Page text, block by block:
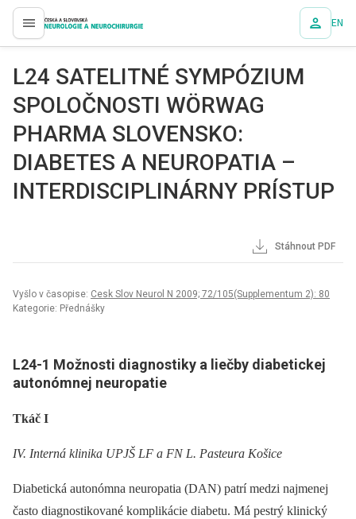
proLékaře.cz EN
L24 SATELITNÉ SYMPÓZIUM
SPOLOČNOSTI WÖRWAG
PHARMA SLOVENSKO:
DIABETES A NEUROPATIA –
INTERDISCIPLINÁRNY PRÍSTUP
Stáhnout PDF
Vyšlo v časopise: Cesk Slov Neurol N 2009; 72/105(Supplementum 2): 80
Kategorie: Přednášky
L24-1 Možnosti diagnostiky a liečby diabetickej
autonómnej neuropatie
Tkáč I
IV. Interná klinika UPJŠ LF a FN L. Pasteura Košice
Diabetická autonómna neuropatia (DAN) patrí medzi najmenej
často diagnostikované komplikácie diabetu. Má pestrý klinický